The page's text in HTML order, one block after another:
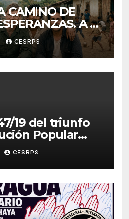
CAMINO DE
A 40
nuestros
CESRPS
19 del triunfo
Popular
+ allá!»
CESRPS